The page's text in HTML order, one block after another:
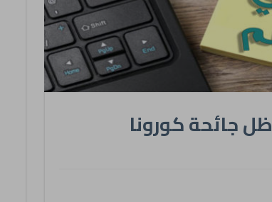
جائحة كورونا